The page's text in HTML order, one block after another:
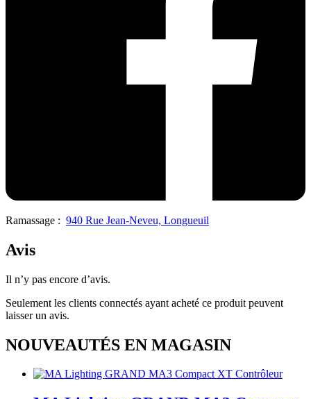
Ramassage : 940 Rue Jean-Neveu, Longueuil
Avis
Il n’y pas encore d’avis.
Seulement les clients connectés ayant acheté ce produit peuvent
laisser un avis.
NOUVEAUTÉS EN MAGASIN